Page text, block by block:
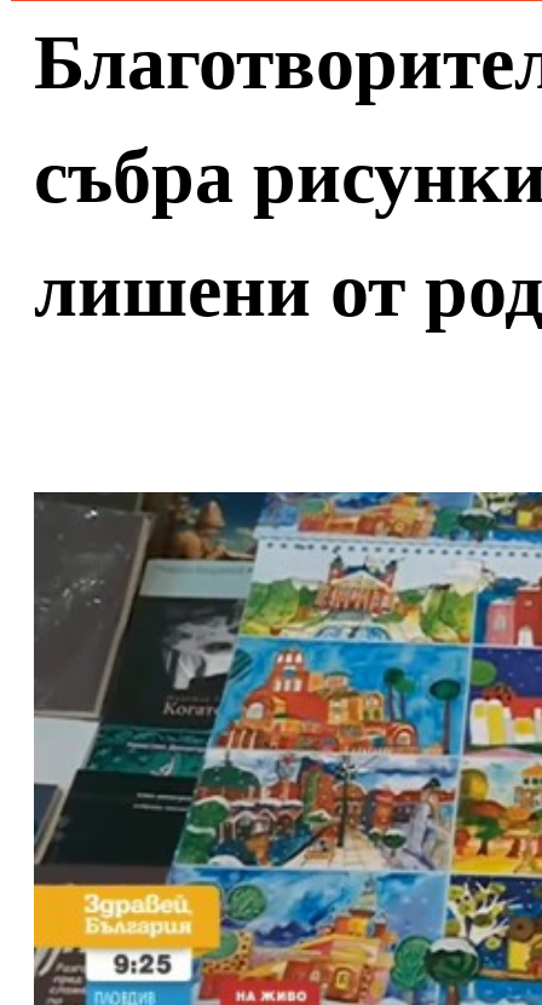
събра
лишени от